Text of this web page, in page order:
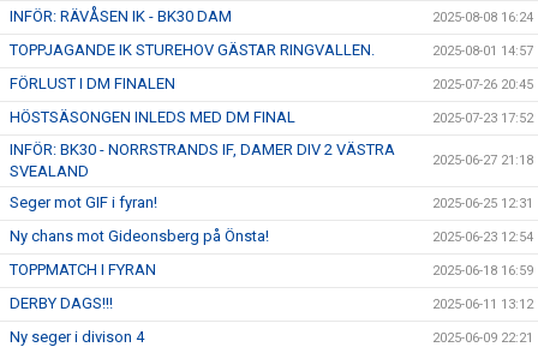
INFÖR: RÄVÅSEN IK - BK30 DAM 2025-08-08 16:24
TOPPJAGANDE IK STUREHOV GÄSTAR RINGVALLEN. 2025-08-01 14:57
FÖRLUST I DM FINALEN 2025-07-26 20:45
HÖSTSÄSONGEN INLEDS MED DM FINAL 2025-07-23 17:52
INFÖR: BK30 - NORRSTRANDS IF, DAMER DIV 2 VÄSTRA
SVEALAND
2025-06-27 21:18
Seger mot GIF i fyran! 2025-06-25 12:31
Ny chans mot Gideonsberg på Önsta! 2025-06-23 12:54
TOPPMATCH I FYRAN 2025-06-18 16:59
DERBY DAGS!!! 2025-06-11 13:12
Ny seger i divison 4 2025-06-09 22:21